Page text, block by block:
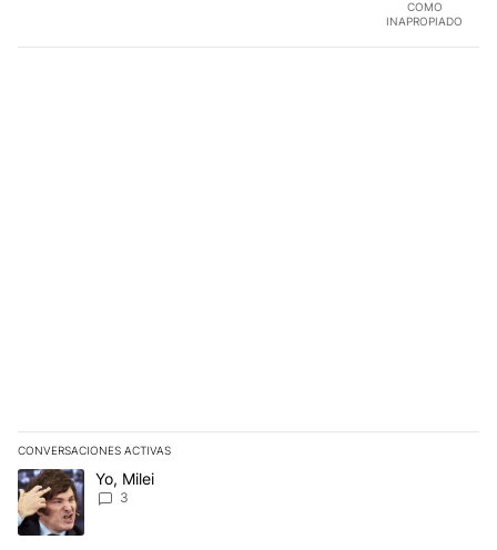
COMO
INAPROPIADO
CONVERSACIONES ACTIVAS
Este listado muestra los artículos con más comentarios en los
Un artículo de tendencia con el título "Yo, Milei" con 3
Yo, Milei
3